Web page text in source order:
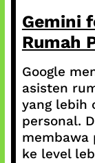
Gemini
Rumah
Google
asisten
yang lebih
personal.
membawa
ke level